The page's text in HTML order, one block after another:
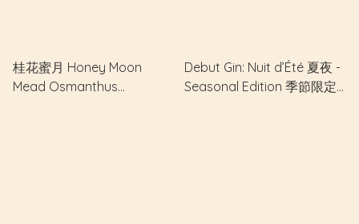
桂花蜜月 Honey Moon
Mead Osmanthus
Debut Gin: Nuit d’Été 夏夜 -
Seasonal Edition 季節限定